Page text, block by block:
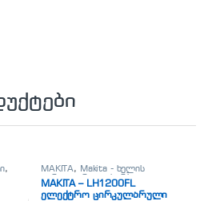
,
MAKITA, Makita - ხელის
ცირკულარული ხერხი
სხვადასხვა
MAKITA – LH1200FL
ელექტრო ცირკულარული